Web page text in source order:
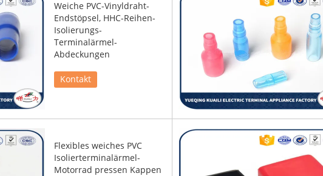
Weiche PVC-Vinyldraht-
Endstöpsel, HHC-Reihen-
Isolierungs-
Terminalärmel-
Abdeckungen
Kontakt
Flexibles weiches PVC
Isolierterminalärmel-
Motorrad pressen Kappen